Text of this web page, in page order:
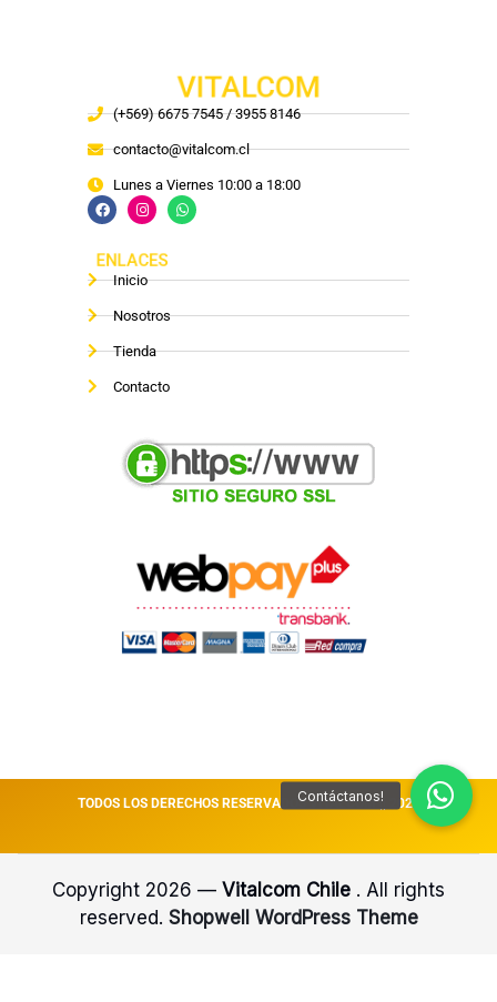
VITALCOM
(+569) 6675 7545 / 3955 8146
contacto@vitalcom.cl
Lunes a Viernes 10:00 a 18:00
ENLACES
Inicio
Nosotros
Tienda
Contacto
TODOS LOS DERECHOS RESERVADOS VITALCOM || 2026
Copyright 2026 — Vitalcom Chile . All rights
reserved. Shopwell WordPress Theme